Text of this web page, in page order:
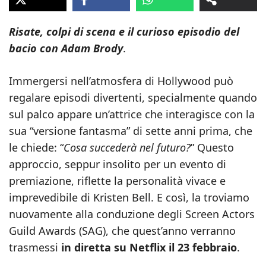
Risate, colpi di scena e il curioso episodio del
bacio con Adam Brody.
Immergersi nell’atmosfera di Hollywood può
regalare episodi divertenti, specialmente quando
sul palco appare un’attrice che interagisce con la
sua “versione fantasma” di sette anni prima, che
le chiede: “Cosa succederà nel futuro?” Questo
approccio, seppur insolito per un evento di
premiazione, riflette la personalità vivace e
imprevedibile di Kristen Bell. E così, la troviamo
nuovamente alla conduzione degli Screen Actors
Guild Awards (SAG), che quest’anno verranno
trasmessi in diretta su Netflix il 23 febbraio.